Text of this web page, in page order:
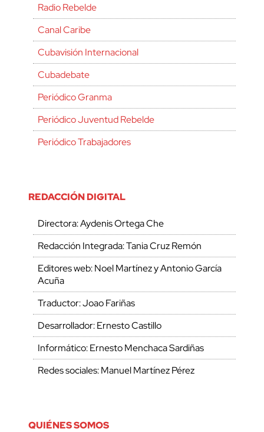
Radio Rebelde
Canal Caribe
Cubavisión Internacional
Cubadebate
Periódico Granma
Periódico Juventud Rebelde
Periódico Trabajadores
REDACCIÓN DIGITAL
Directora: Aydenis Ortega Che
Redacción Integrada: Tania Cruz Remón
Editores web: Noel Martínez y Antonio García
Acuña
Traductor: Joao Fariñas
Desarrollador: Ernesto Castillo
Informático: Ernesto Menchaca Sardiñas
Redes sociales: Manuel Martínez Pérez
QUIÉNES SOMOS